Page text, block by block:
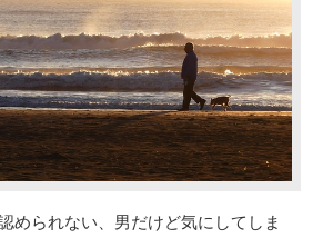
められない、男だけど気にしてしま